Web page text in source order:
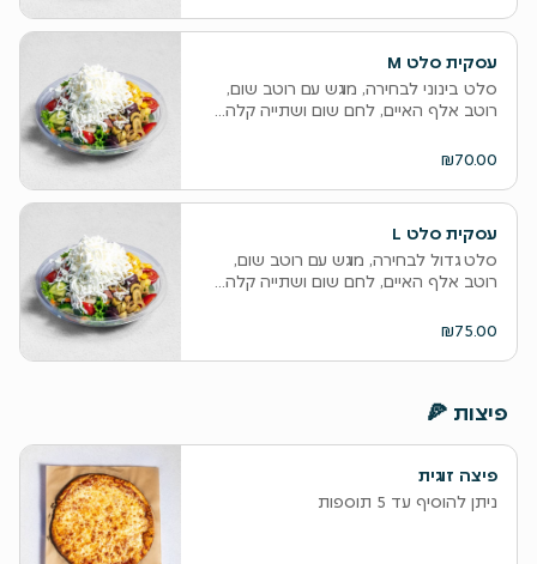
‫עסקית סלט M
סלט בינוני לבחירה, מוגש עם רוטב שום,
רוטב אלף האיים, לחם שום ושתייה קלה...
₪70.00
‫עסקית סלט L
סלט גדול לבחירה, מוגש עם רוטב שום,
רוטב אלף האיים, לחם שום ושתייה קלה...
₪75.00
‫פיצות 🍕
פיצה זוגית
ניתן להוסיף עד 5 תוספות